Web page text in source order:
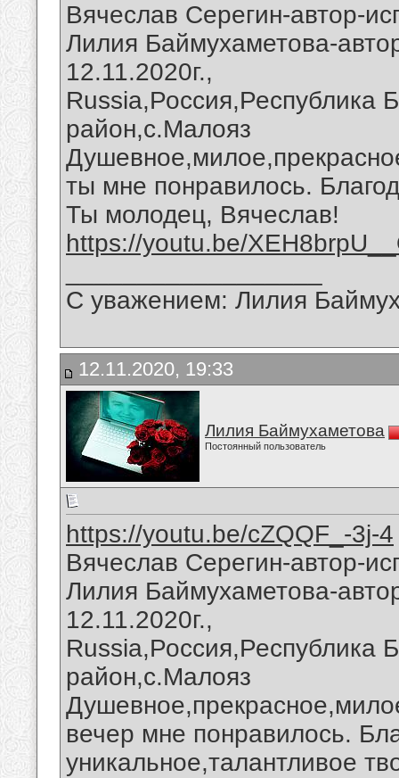
Вячеслав Серегин-автор-
Лилия Баймухаметова-
12.11.2020г.,
Russia,Россия,Республика
район,с.Малояз
ты мне понравилось.
Ты молодец, Вячеслав!
https://youtu.be/
С уважением: Лилия
12.11.2020, 19:33
Лилия Баймухаметова
Постоянный пользователь
https://youtu.be/cZQQF_-3j-4
Вячеслав Серегин-автор-
Лилия Баймухаметова-
12.11.2020г.,
Russia,Россия,Республика
район,с.Малояз
вечер мне понравилось.
уникальное,талантливое